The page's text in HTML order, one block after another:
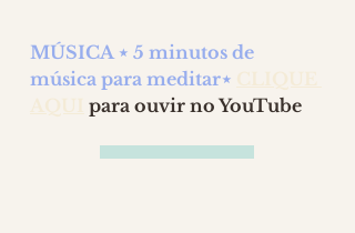
MÚSICA ⋆ 5 minutos de
música para meditar⋆
para ouvir no YouTube